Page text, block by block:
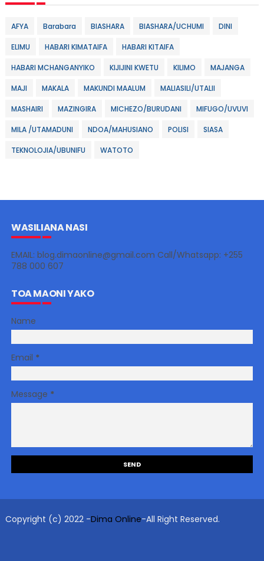
AFYA Barabara BIASHARA BIASHARA/UCHUMI DINI
ELIMU HABARI KIMATAIFA HABARI KITAIFA
HABARI MCHANGANYIKO KIJIJINI KWETU KILIMO MAJANGA
MAJI MAKALA MAKUNDI MAALUM MALIASILI/UTALII
MASHAIRI MAZINGIRA MICHEZO/BURUDANI MIFUGO/UVUVI
MILA /UTAMADUNI NDOA/MAHUSIANO POLISI SIASA
TEKNOLOJIA/UBUNIFU WATOTO
WASILIANA NASI
EMAIL: blog.dimaonline@gmail.com Call/Whatsapp: +255
788 000 607
TOA MAONI YAKO
Name
Email *
Message *
Copyright (c) 2022 -Dima Online-All Right Reserved.